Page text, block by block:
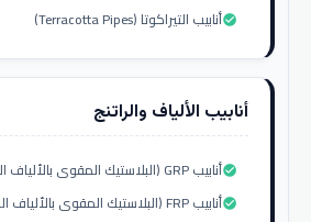
أنابيب التيراكوتا (Terracotta Pipes)check_circle
أنابيب الألياف والراتنج
أنابيب GRP (البلاستيك المقوى بالألياف الزجاجية)check_circle
أنابيب FRP (البلاستيك المقوى بالألياف الزجاجية)check_circle